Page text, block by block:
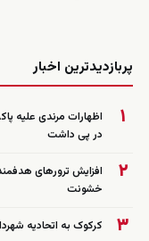
پربازدیدترین اخبار
۱
اظهارات مرندی علیه
در پی داشت
۲
افزایش ترورهای
خشونت
۳ کرکوک به اتحادیه